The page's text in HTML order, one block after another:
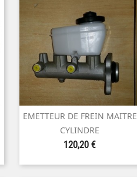
EMETTEUR DE FREIN MAITRE
CYLINDRE
Prix
120,20 €
Aperçu rapide